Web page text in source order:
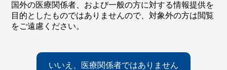
国外の医療関係者、および一般の方に対する情報提供を
目的としたものではありませんので、対象外の方は閲覧
をご遠慮ください。
いいえ、医療関係者ではありません